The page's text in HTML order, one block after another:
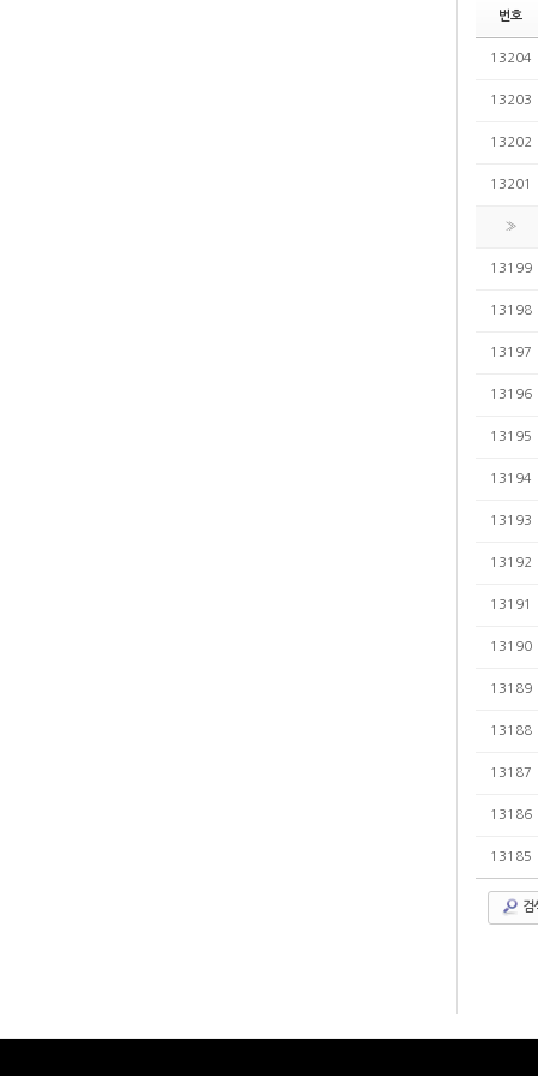
번호
13204
13203
13202
13201
»
13199
13198
13197
13196
13195
13194
13193
13192
13191
13190
13189
13188
13187
13186
13185
검